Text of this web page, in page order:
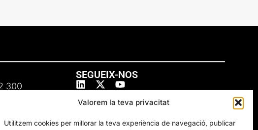
Valorem la teva privacitat
Utilitzem cookies per millorar la teva experiència de navegació, publicar
300
SEGUEIX-NOS